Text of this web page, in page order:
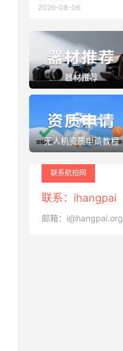
2026-08-06
器材推荐
无人机资质申请教程
联系航拍网
联系：ihangpai
邮箱：i@hangpai.org